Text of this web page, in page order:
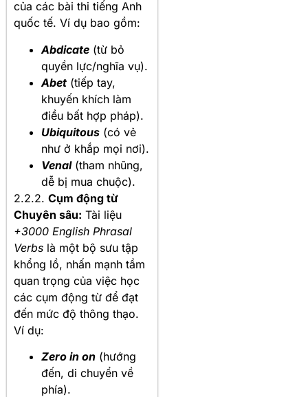
của các bài thi tiếng Anh
quốc tế. Ví dụ bao gồm:
Abdicate (từ bỏ
quyền lực/nghĩa vụ).
Abet (tiếp tay,
khuyến khích làm
điều bất hợp pháp).
Ubiquitous (có vẻ
như ở khắp mọi nơi).
Venal(tham nhũng,
dễ bị mua chuộc).
2.2.2. Cụm động từ
Chuyên sâu: Tài liệu
+3000 English Phrasal
Verbs là một bộ sưu tập
khổng lồ, nhấn mạnh tầm
quan trọng của việc học
các cụm động từ để đạt
đến mức độ thông thạo.
Ví dụ:
Zero in on (hướng
đến, di chuyển về
phía).